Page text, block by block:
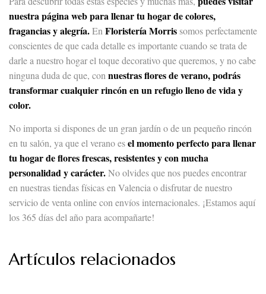
nuestra página web para llenar tu hogar de colores,
fragancias y alegría.En Floristería Morris somos perfectamente
conscientes de que cada detalle es importante cuando se trata de
darle a nuestro hogar el toque decorativo que queremos, y no cabe
ninguna duda de que, con nuestras flores de verano, podrás
transformar cualquier rincón en un refugio lleno de vida y
color.
No importa si dispones de un gran jardín o de un pequeño rincón
en tu salón, ya que el verano esel momento perfecto para llenar
tu hogar de flores frescas, resistentes y con mucha
personalidad y carácter.No olvides que nos puedes encontrar
en nuestras tiendas físicas en Valencia o disfrutar de nuestro
servicio de venta online con envíos internacionales. ¡Estamos aquí
los 365 días del año para acompañarte!
Artículos relacionados